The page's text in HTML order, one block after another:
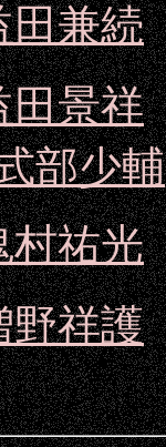
田兼続
田景祥
部少輔
村祐光
野祥護